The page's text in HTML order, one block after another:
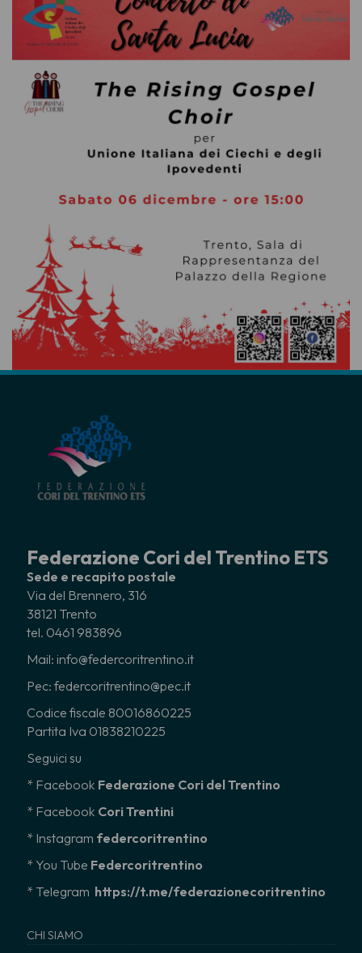
Federazione Cori del Trentino ETS
Sede e recapito postale
Via del Brennero, 316
38121 Trento
tel. 0461 983896
Mail: info@federcoritrentino.it
Pec: federcoritrentino@pec.it
Codice fiscale 80016860225
Partita Iva 01838210225
Seguici su
* Facebook Federazione Cori del Trentino
* Facebook Cori Trentini
* Instagram federcoritrentino
* You Tube Federcoritrentino
* Telegram https://t.me/federazionecoritrentino
CHI SIAMO